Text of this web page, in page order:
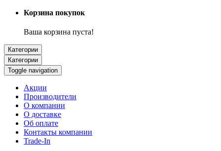
Корзина покупок
Ваша корзина пуста!
Категории
Категории
Toggle navigation
Акции
Производители
О компании
О доставке
Об оплате
Контакты компании
Trade-In